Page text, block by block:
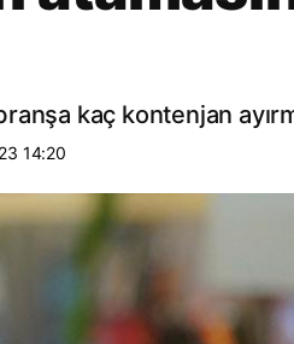
kaç kontenjan
14:20